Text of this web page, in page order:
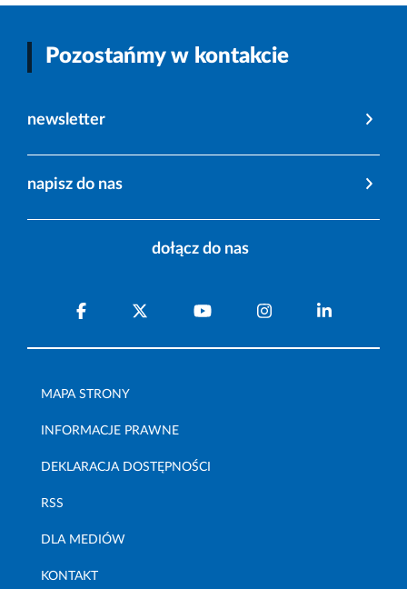
Pozostańmy w kontakcie
newsletter
napisz do nas
dołącz do nas
MAPA STRONY
INFORMACJE PRAWNE
DEKLARACJA DOSTĘPNOŚCI
RSS
DLA MEDIÓW
KONTAKT